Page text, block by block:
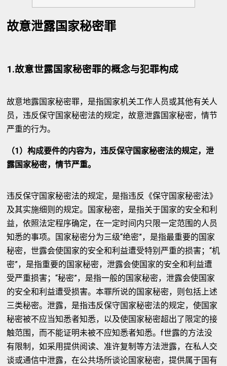
故意泄露国家秘密罪
1.故意世露国家秘密罪的概念与犯罪构成
故意地露国家秘密罪，是指国家机关工作人员或其他有关人
员，违反保守国家秘密法的规定，故意泄露国家秘密，情节
严重的行为。
（1）构成要件的内容为，违反保守国家秘密法的规定，泄
露国家秘密，情节严重。
违反保守国家秘密法的规定，是指违反《保守国家秘密法》
及其实施细则的规定。国家秘密，是指关于国家的安全和利
益，依照法定程序确定，在一定时间内只限一定范围的人员
知悉的事项。国家秘密分为三级“绝密”，是指最重要的国家
秘密，世露会使国家的安全和利益遭受特别严重的损害；“机
密”，是指重要的国家秘密，泄露会使国家的安全和利益遭
受严重损害；“秘密”，是指一般的国家秘密，泄露会使国家
的安全和利益遭受损害。本罪所说的国家秘密，则包括上述
三类秘密。泄露，是指违反保守国家秘密法的规定，使国家
秘密被不应当知悉者知悉，以及使国家秘密超出了限定的接
触范围，而不能证明未被不应知悉者知悉。f世露的方法没
有限制，如采用提供阅读、准许复制等方法泄露，在私人交
谈或通信中泄露，在公共场所谈论国家秘密，提供属于国有